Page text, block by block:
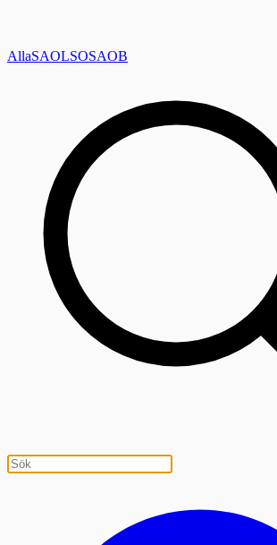
AllaSAOLSOSAOB